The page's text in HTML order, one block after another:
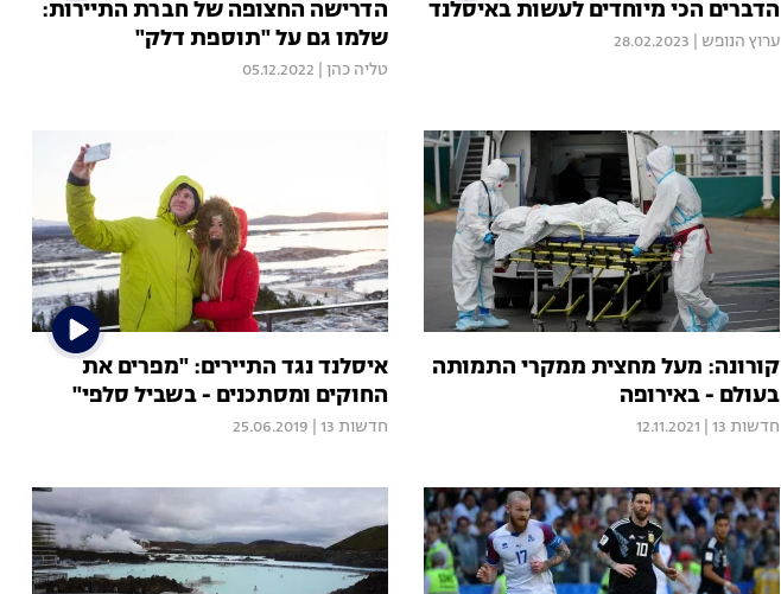
הדברים הכי מיוחדים לעשות באיסלנד
ערוץ הנופש 28.02.2023
הדרישה החצופה של חברת התיירות:
שלמו גם על "תוספת דלק"
טליה כהן 05.12.2022
קורונה: מעל מחצית ממקרי התמותה
בעולם - באירופה
חדשות 13 12.11.2021
איסלנד נגד התיירים: "מפרים את
החוקים ומסתכנים - בשביל סלפי"
חדשות 13 25.06.2019